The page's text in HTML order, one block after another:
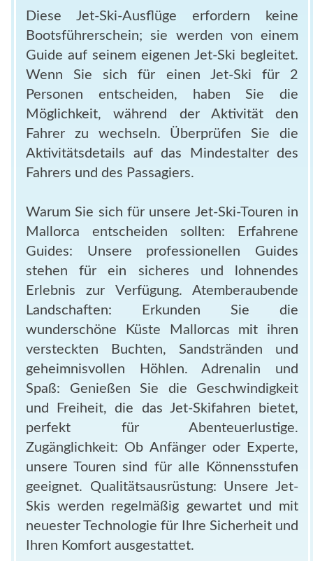
Diese Jet-Ski-Ausflüge erfordern keine
Bootsführerschein; sie werden von einem
Guide auf seinem eigenen Jet-Ski begleitet.
Wenn Sie sich für einen Jet-Ski für 2
Personen entscheiden, haben Sie die
Möglichkeit, während der Aktivität den
Fahrer zu wechseln. Überprüfen Sie die
Aktivitätsdetails auf das Mindestalter des
Fahrers und des Passagiers.
Warum Sie sich für unsere Jet-Ski-Touren in
Mallorca entscheiden sollten: Erfahrene
Guides: Unsere professionellen Guides
stehen für ein sicheres und lohnendes
Erlebnis zur Verfügung. Atemberaubende
Landschaften: Erkunden Sie die
wunderschöne Küste Mallorcas mit ihren
versteckten Buchten, Sandstränden und
geheimnisvollen Höhlen. Adrenalin und
Spaß: Genießen Sie die Geschwindigkeit
und Freiheit, die das Jet-Skifahren bietet,
perfekt für Abenteuerlustige.
Zugänglichkeit: Ob Anfänger oder Experte,
unsere Touren sind für alle Könnensstufen
geeignet. Qualitätsausrüstung: Unsere Jet-
Skis werden regelmäßig gewartet und mit
neuester Technologie für Ihre Sicherheit und
Ihren Komfort ausgestattet.